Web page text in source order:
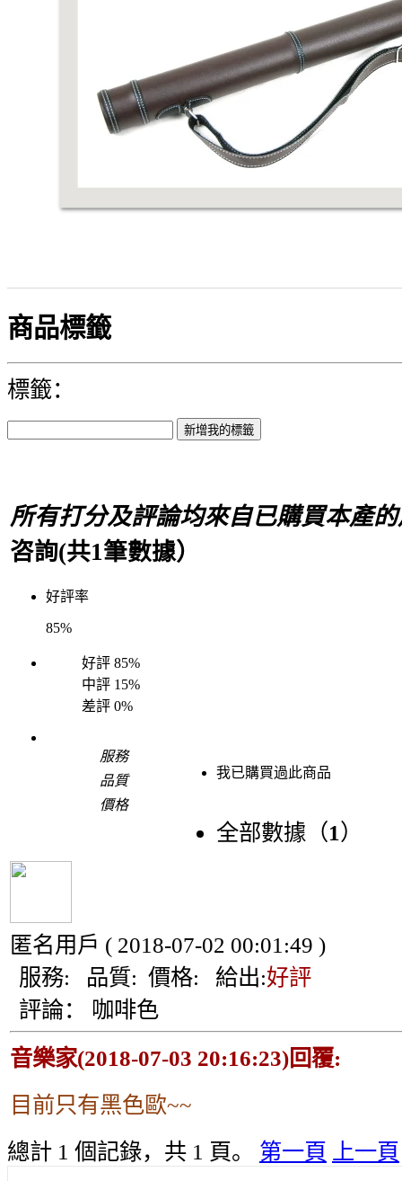
商品標籤
標籤：
所有打分及評論均來自已購買本產
咨詢(共1筆數據）
好評率
85%
好評 85%
中評 15%
差評 0%
服務
品質
價格
我已購買過此商品
全部數據（1）
匿名用戶 ( 2018-07-02 00:01:49 )
服務: 品質: 價格: 給出:好評
評論：
咖啡色
音樂家(2018-07-03 20:16:23)回覆:
目前只有黑色歐~~
總計 1 個記錄，共 1 頁。 第一頁 上一頁